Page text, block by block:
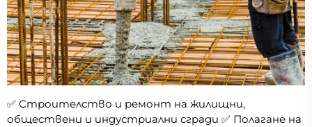
✅ Строителство и ремонт на жилищни,
обществени и индустриални сгради ✅ Полагане на